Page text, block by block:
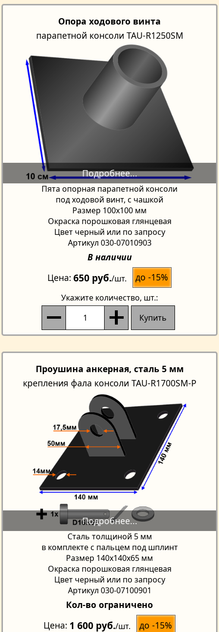
Опора ходового винта
парапетной консоли TAU-R1250SM
Пята опорная парапетной консоли
под ходовой винт, с чашкой
Размер 100х100 мм
Окраска порошковая глянцевая
Цвет черный или по запросу
Артикул 030-07010903
В наличии
Цена 650 руб./шт. до -15%
Укажите количество, шт.:
Купить
Проушина анкерная, сталь 5 мм
крепления фала консоли TAU-R1700SM-P
Сталь толщиной 5 мм
в комплекте с пальцем под шплинт
Размер 140х140х65 мм
Окраска порошковая глянцевая
Цвет черный или по запросу
Артикул 030-07100901
Кол-во ограничено
Цена 1 600 руб./шт. до -15%